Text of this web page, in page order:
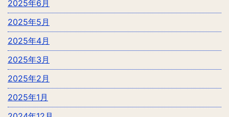
2025年6月
2025年5月
2025年4月
2025年3月
2025年2月
2025年1月